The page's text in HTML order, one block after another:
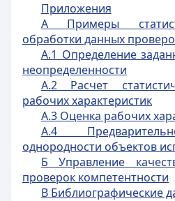
Приложения
А Примеры
обработки данных
А.1 Определение
неопределенности
А.2 Расчет
рабочих характеристик
А.3 Оценка рабочих
А.4
однородности объектов
Б Управление
проверок компетентности
В Библиографические